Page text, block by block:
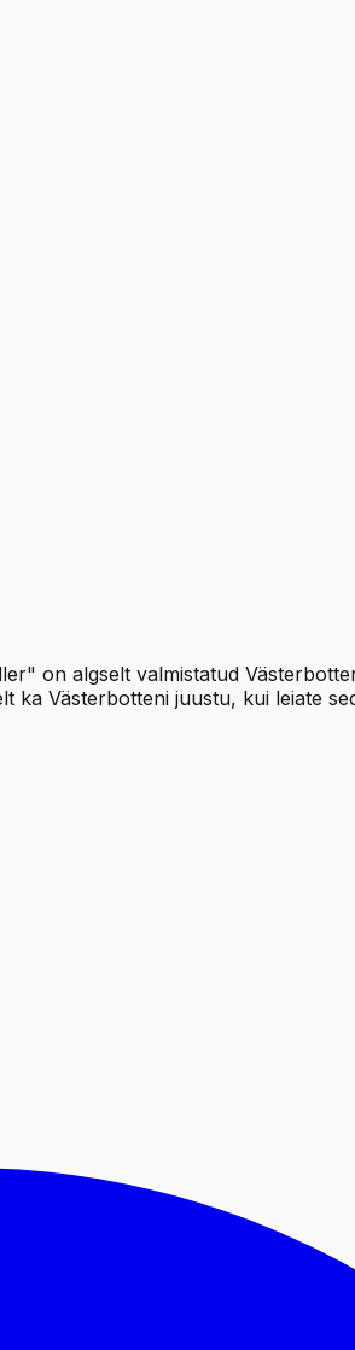
on algselt valmistatud
ka Västerbotteni juustu, kui leiate